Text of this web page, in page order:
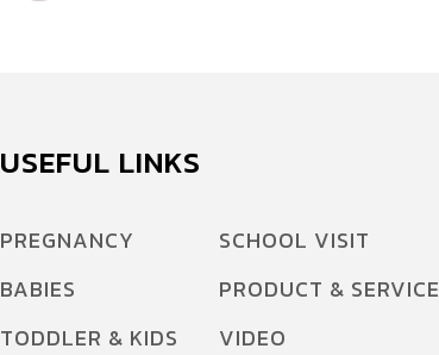
USEFUL LINKS
PREGNANCY
BABIES
TODDLER & KIDS
SCHOOL VISIT
PRODUCT & SERVICE
VIDEO